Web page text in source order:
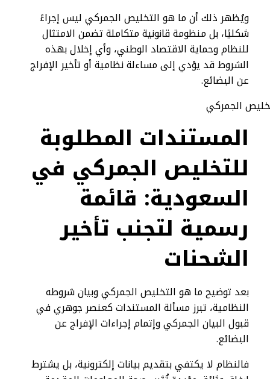
ويُظهر ذلك أن ما هو التخليص الجمركي ليس إجراءً
شكليًا، بل منظومة قانونية متكاملة تضمن الامتثال
للنظام وحماية الاقتصاد الوطني، وأي إخلال بهذه
الشروط قد يؤدي إلى مساءلة نظامية أو تأخير الإفراج
عن البضائع.
المستندات المطلوبة
للتخليص الجمركي في
السعودية: قائمة
رسمية لتجنب تأخير
الشحنات
بعد توضيح ما هو التخليص الجمركي وبيان شروطه
النظامية، تبرز مسألة المستندات كعنصر جوهري في
قبول البيان الجمركي وإتمام إجراءات الإفراج عن
البضائع.
فالنظام لا يكتفي بتقديم بيانات إلكترونية، بل يشترط